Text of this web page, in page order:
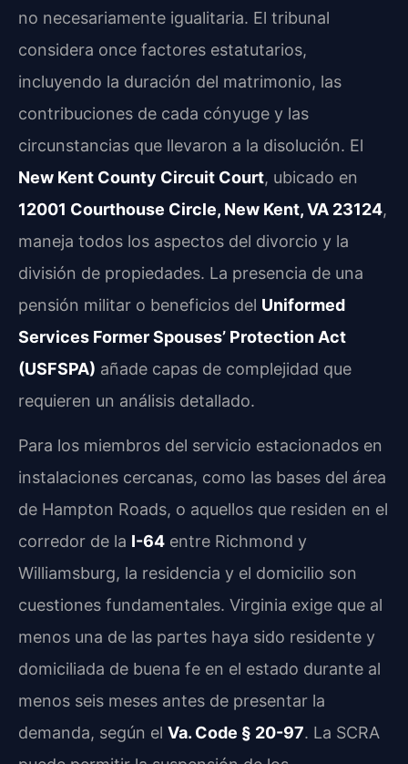
no necesariamente igualitaria. El tribunal
considera once factores estatutarios,
incluyendo la duración del matrimonio, las
contribuciones de cada cónyuge y las
circunstancias que llevaron a la disolución. El
New Kent County Circuit Court, ubicado en
12001 Courthouse Circle, New Kent, VA 23124,
maneja todos los aspectos del divorcio y la
división de propiedades. La presencia de una
pensión militar o beneficios del Uniformed
Services Former Spouses’ Protection Act
(USFSPA) añade capas de complejidad que
requieren un análisis detallado.
Para los miembros del servicio estacionados en
instalaciones cercanas, como las bases del área
de Hampton Roads, o aquellos que residen en el
corredor de la I-64 entre Richmond y
Williamsburg, la residencia y el domicilio son
cuestiones fundamentales. Virginia exige que al
menos una de las partes haya sido residente y
domiciliada de buena fe en el estado durante al
menos seis meses antes de presentar la
demanda, según el Va. Code § 20-97. La SCRA